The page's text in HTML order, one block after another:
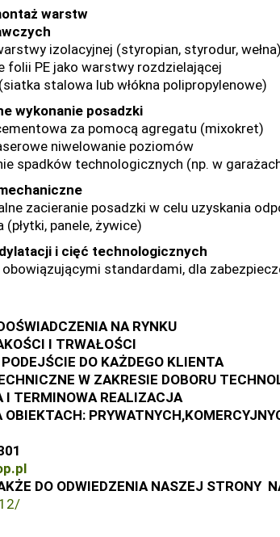
warstw
izolacyjnej (styropian, styrodur, wełna)
folii PE jako warstwy rozdzielającej
stalowa lub włókna polipropylenowe)
wykonanie posadzki
za pomocą agregatu (mixokret)
niwelowanie poziomów
spadków technologicznych (np. w
zacieranie posadzki w celu uzyskania
(płytki, panele, żywice)
i cięć technologicznych
standardami, dla
NA RYNKU
I TRWAŁOŚCI
DO KAŻDEGO KLIENTA
W ZAKRESIE DOBORU
I TERMINOWA REALIZACJA
DO ODWIEDZENIA NASZEJ STRONY